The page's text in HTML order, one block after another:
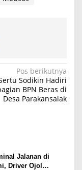
Pos berikutnya
Sodikin Hadiri
BPN Beras di
Desa Parakansalak
Jalanan di
Driver Ojol